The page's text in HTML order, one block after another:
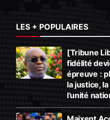
LES + POPULAIRES
[Tribune
fidélité
épreuve :
la justice,
l’unité